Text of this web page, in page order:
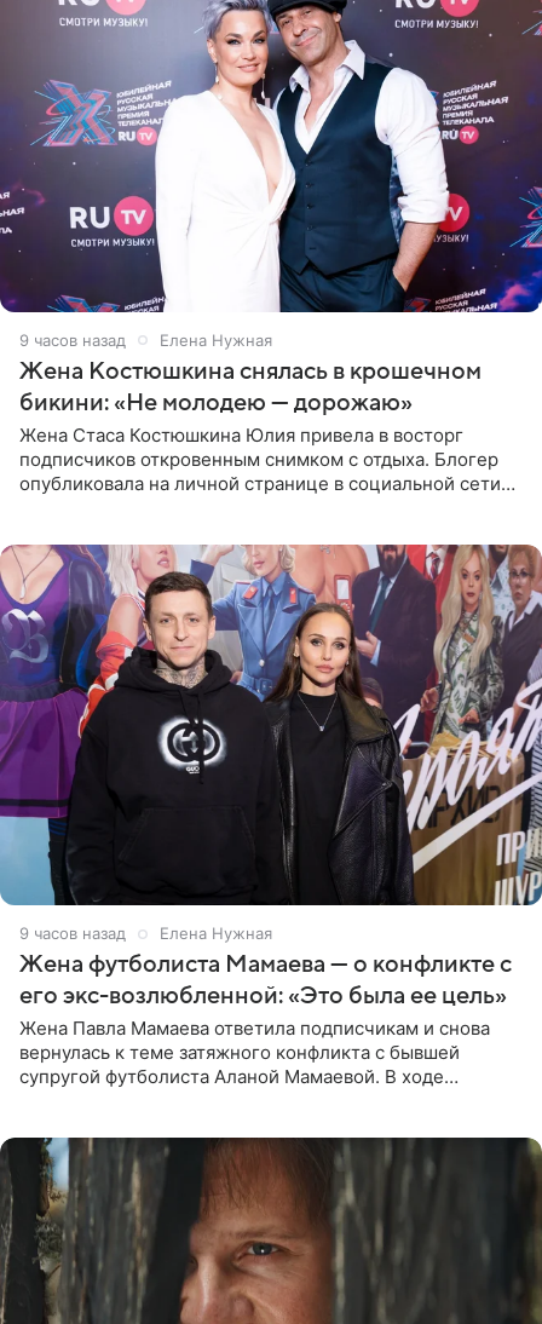
9 часов назад Елена Нужная
Жена Костюшкина снялась в крошечном
бикини: «Не молодею — дорожаю»
Жена Стаса Костюшкина Юлия привела в восторг
подписчиков откровенным снимком с отдыха. Блогер
опубликовала на личной странице в социальной сети
9 часов назад Елена Нужная
Жена футболиста Мамаева — о конфликте с
его экс-возлюбленной: «Это была ее цель»
Жена Павла Мамаева ответила подписчикам и снова
вернулась к теме затяжного конфликта с бывшей
супругой футболиста Аланой Мамаевой. В ходе